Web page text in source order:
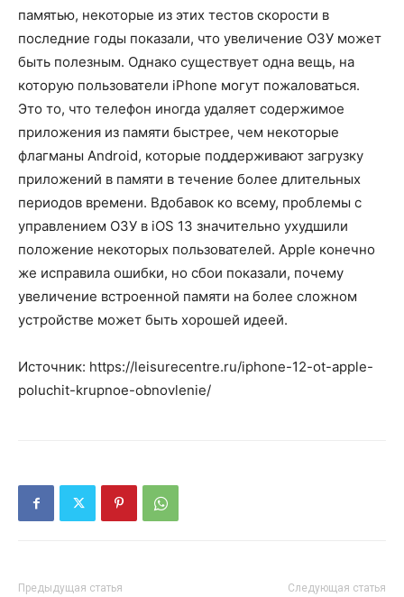
памятью, некоторые из этих тестов скорости в
последние годы показали, что увеличение ОЗУ может
быть полезным. Однако существует одна вещь, на
которую пользователи iPhone могут пожаловаться.
Это то, что телефон иногда удаляет содержимое
приложения из памяти быстрее, чем некоторые
флагманы Android, которые поддерживают загрузку
приложений в памяти в течение более длительных
периодов времени. Вдобавок ко всему, проблемы с
управлением ОЗУ в iOS 13 значительно ухудшили
положение некоторых пользователей. Apple конечно
же исправила ошибки, но сбои показали, почему
увеличение встроенной памяти на более сложном
устройстве может быть хорошей идеей.
Источник: https://leisurecentre.ru/iphone-12-ot-apple-
poluchit-krupnoe-obnovlenie/
Предыдущая статья Следующая статья